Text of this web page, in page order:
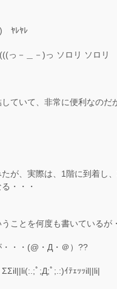
ﾔﾚﾔﾚ
っ－＿－)っ ソロリ ソロリ
ていて、非常に便利なのだ
が、実際は、1階に到着し
・・・
ことを何度も書いているが
・・(@・Д・＠）??
ﾟ;Д;ﾟ;.:)ｲﾃｪｯｯil||li|